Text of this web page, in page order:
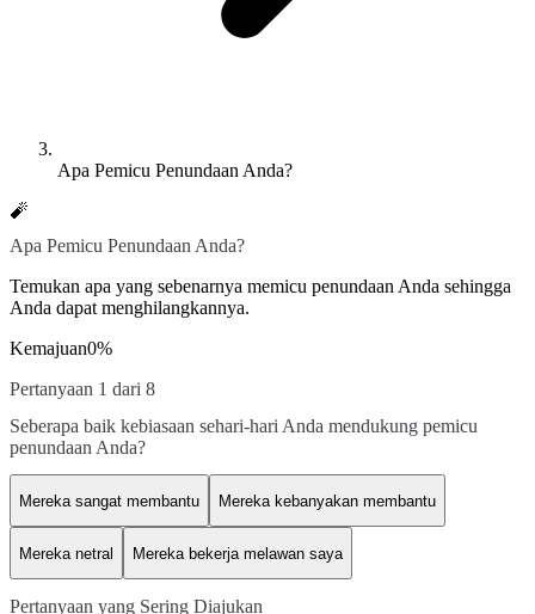
Apa Pemicu Penundaan Anda?
🧨
Apa Pemicu Penundaan Anda?
Temukan apa yang sebenarnya memicu penundaan Anda sehingga
Anda dapat menghilangkannya.
Kemajuan0%
Pertanyaan 1 dari 8
Seberapa baik kebiasaan sehari-hari Anda mendukung pemicu
penundaan Anda?
Mereka sangat membantu Mereka kebanyakan membantu
Mereka netral Mereka bekerja melawan saya
Pertanyaan yang Sering Diajukan